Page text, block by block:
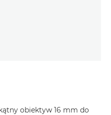
obiektyw 16 mm do